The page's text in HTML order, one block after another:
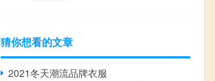
猜你想看的文章
2021冬天潮流品牌衣服